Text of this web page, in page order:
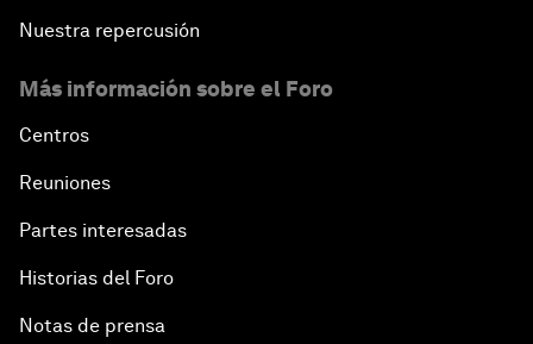
Nuestra repercusión
Más información sobre el Foro
Centros
Reuniones
Partes interesadas
Historias del Foro
Notas de prensa